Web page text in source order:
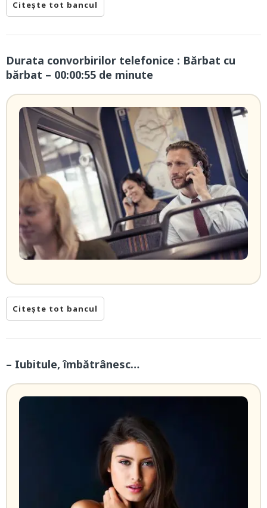
Citește tot bancul
Durata convorbirilor telefonice : Bărbat cu
bărbat – 00:00:55 de minute
Citește tot bancul
– Iubitule, îmbătrânesc…